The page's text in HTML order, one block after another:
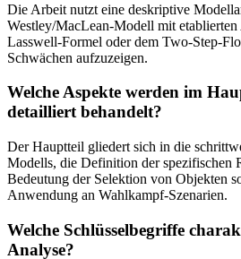
Die Arbeit nutzt eine deskriptive
Westley/MacLean-Modell mit etablierten
Lasswell-Formel oder dem Two-Step-
Schwächen aufzuzeigen.
Welche Aspekte werden im
detailliert behandelt?
Der Hauptteil gliedert sich in die
Modells, die Definition der spezifischen
Bedeutung der Selektion von Objekten
Anwendung an Wahlkampf-Szenarien.
Welche Schlüsselbegriffe
Analyse?